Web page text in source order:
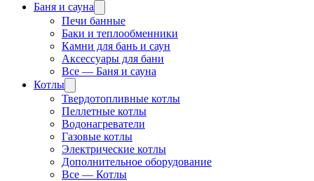
Баня и сауна
Печи банные
Баки и теплообменники
Камни для бань и саун
Аксессуары для бани
Все — Баня и сауна
Котлы
Твердотопливные котлы
Пеллетные котлы
Водонагреватели
Газовые котлы
Электрические котлы
Дополнительное оборудование
Все — Котлы